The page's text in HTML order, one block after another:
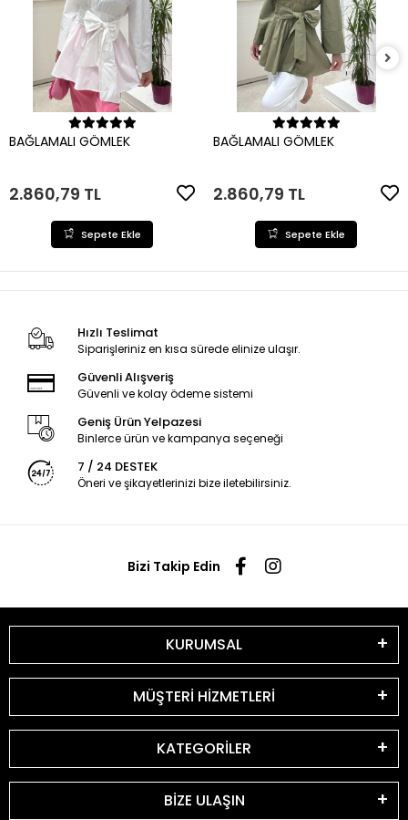
Sepete Ekle
BAĞLAMALI GÖMLEK
2.860,79 TL
Sepete Ekle
Sepete Ekle
BAĞLAMALI GÖMLEK
2.860,79 TL
Sepete Ekle
Hızlı Teslimat
Siparişleriniz en kısa sürede elinize ulaşır.
Güvenli Alışveriş
Güvenli ve kolay ödeme sistemi
Geniş Ürün Yelpazesi
Binlerce ürün ve kampanya seçeneği
7 / 24 DESTEK
Öneri ve şikayetlerinizi bize iletebilirsiniz.
Bizi Takip Edin
KURUMSAL
MÜŞTERİ HİZMETLERİ
KATEGORİLER
BİZE ULAŞIN